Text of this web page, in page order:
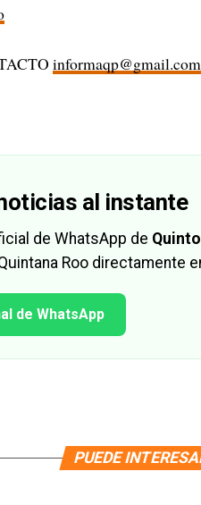
informaqp@gmail.com
al instante
de WhatsApp de
Roo directamente
de WhatsApp
PUEDE